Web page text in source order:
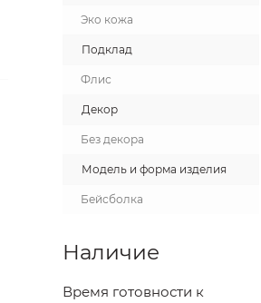
Эко кожа
Подклад
Флис
Декор
Без декора
Модель и форма изделия
Бейсболка
Наличие
Время готовности к